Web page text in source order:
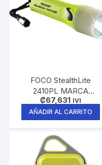
FOCO StealthLite
2410PL MARCA
PELICAN 183 LUMENES
₡67,631 IVI
AÑADIR AL CARRITO